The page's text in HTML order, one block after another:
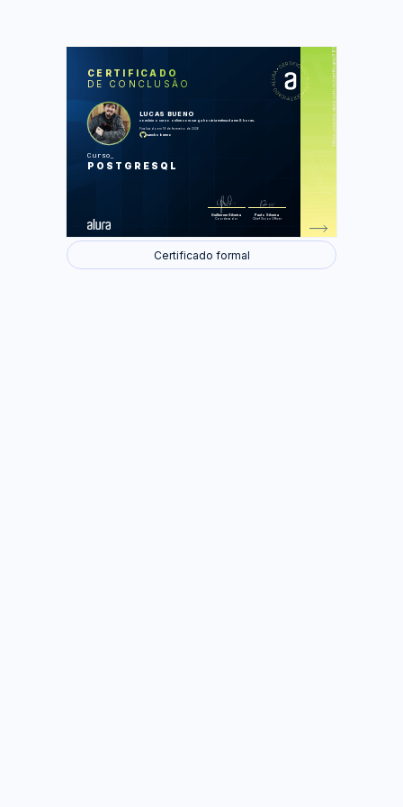
CERTIFICADO
DE CONCLUSÃO
LUCAS BUENO
concluiu o curso online com carga horária estimada em 8 horas.
Finalizado em 19 de fevereiro de 2026
sanchobueno
Curso
POSTGRESQL
Guilherme Silveira
Coordenador
Paulo Silveira
Chief Vision Officer
https://cursos.alura.com.br/certificate/3859ef73-d8c3-4ba0-9b2d-5fae53d82cc3
LAS
Primeiros passos com PostgreSQL
Executando operações CRUD
Certificado formal